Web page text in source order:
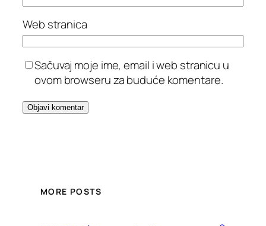
Web stranica
Sačuvaj moje ime, email i web stranicu u
ovom browseru za buduće komentare.
MORE POSTS